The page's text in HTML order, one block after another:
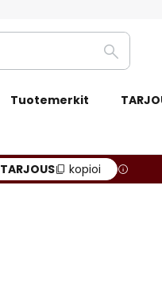
Etsi
Tuotemerkit
TARJOUS kopioi